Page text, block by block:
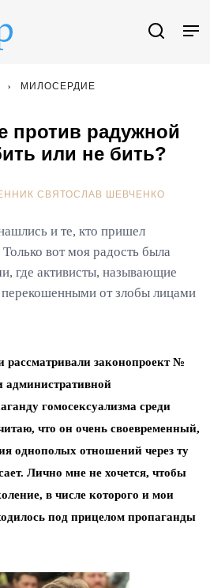
МИЛОСЕРДИЕ
против радужной
или не бить?
СВЯТОСЛАВ ШЕВЧЕНКО
и те, кто пришел
вот моя радость была
где активисты, называющие
от злобы лицами
рассматривали законопроект №
административной
гомосексуализма среди
что он очень своевременный,
однополых отношений через ту
Лично мне не хочется, чтобы
в числе которого и мои
под прицелом пропаганды